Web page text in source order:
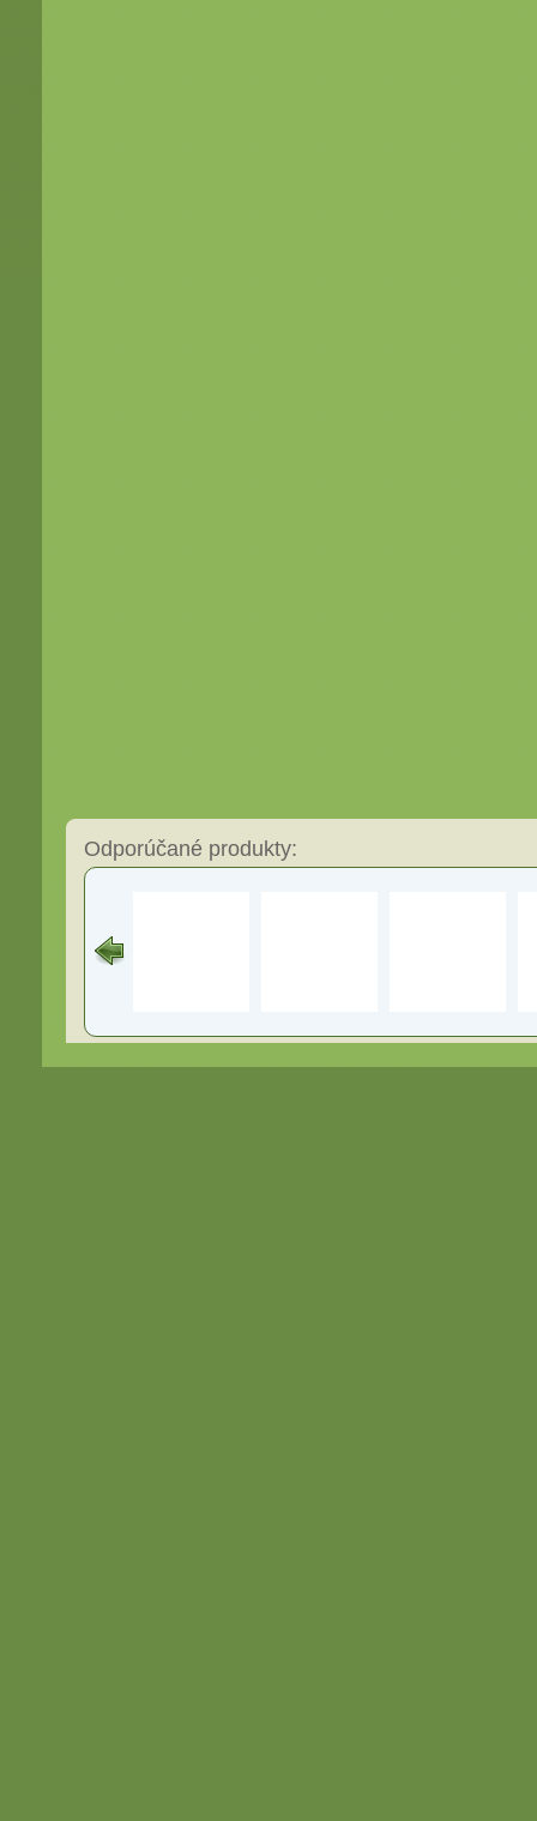
Odporúčané produkty: